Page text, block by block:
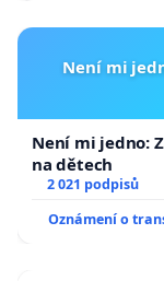
Není mi
Není mi jedno:
na dětech
2 021 podpisů
Oznámení o